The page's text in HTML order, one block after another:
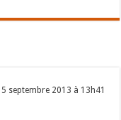
5 septembre 2013 à 13h41